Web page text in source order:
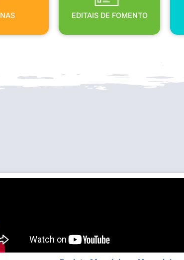
EDITAIS DE FOMENTO